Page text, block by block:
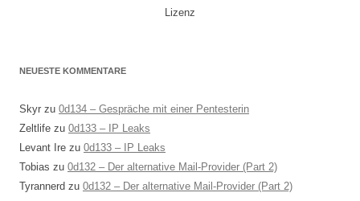
Lizenz
NEUESTE KOMMENTARE
Skyr zu 0d134 – Gespräche mit einer Pentesterin
Zeltlife zu 0d133 – IP Leaks
Levant Ire zu 0d133 – IP Leaks
Tobias zu 0d132 – Der alternative Mail-Provider (Part 2)
Tyrannerd zu 0d132 – Der alternative Mail-Provider (Part 2)